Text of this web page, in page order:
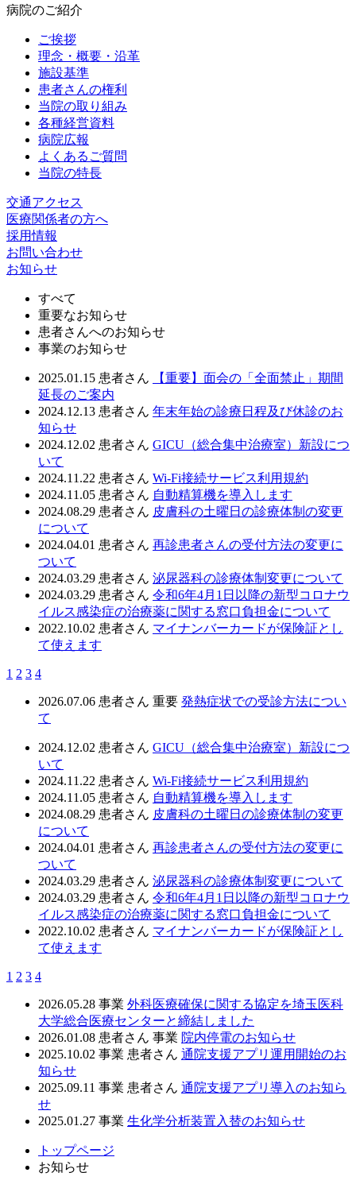
病院のご紹介
ご挨拶
理念・概要・沿革
施設基準
患者さんの権利
当院の取り組み
各種経営資料
病院広報
よくあるご質問
当院の特長
交通アクセス
医療関係者の方へ
採用情報
お問い合わせ
お知らせ
すべて
重要なお知らせ
患者さんへのお知らせ
事業のお知らせ
2025.01.15 患者さん
【重要】面会の「全面禁止」期間
延長のご案内
2024.12.13 患者さん 年末年始の診療日程及び休診のお
知らせ
2024.12.02 患者さん GICU（総合集中治療室）新設につ
いて
2024.11.22 患者さん Wi-Fi接続サービス利用規約
2024.11.05 患者さん 自動精算機を導入します
2024.08.29 患者さん 皮膚科の土曜日の診療体制の変更
について
2024.04.01 患者さん 再診患者さんの受付方法の変更に
ついて
2024.03.29 患者さん 泌尿器科の診療体制変更について
2024.03.29 患者さん 令和6年4月1日以降の新型コロナウ
イルス感染症の治療薬に関する窓口負担金について
2022.10.02 患者さん マイナンバーカードが保険証とし
て使えます
1 2 3 4
2026.07.06 患者さん 重要 発熱症状での受診方法につい
て
2024.12.02 患者さん GICU（総合集中治療室）新設につ
いて
2024.11.22 患者さん Wi-Fi接続サービス利用規約
2024.11.05 患者さん 自動精算機を導入します
2024.08.29 患者さん 皮膚科の土曜日の診療体制の変更
について
2024.04.01 患者さん 再診患者さんの受付方法の変更に
ついて
2024.03.29 患者さん 泌尿器科の診療体制変更について
2024.03.29 患者さん 令和6年4月1日以降の新型コロナウ
イルス感染症の治療薬に関する窓口負担金について
2022.10.02 患者さん マイナンバーカードが保険証とし
て使えます
1 2 3 4
2026.05.28 事業 外科医療確保に関する協定を埼玉医科
大学総合医療センターと締結しました
2026.01.08 患者さん 事業 院内停電のお知らせ
2025.10.02 事業 患者さん 通院支援アプリ運用開始のお
知らせ
2025.09.11 事業 患者さん 通院支援アプリ導入のお知ら
せ
2025.01.27 事業 生化学分析装置入替のお知らせ
トップページ
お知らせ